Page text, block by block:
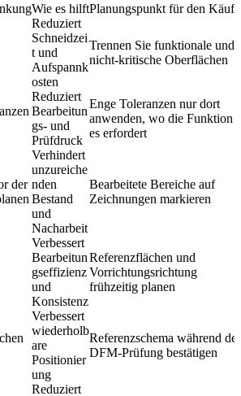
Wie es hilftPlanungspunkt für den
Reduziert
Schneidzei
t und
Aufspannk
osten
Trennen Sie funktionale und
nicht-kritische Oberflächen
Reduziert
Bearbeitun
gs- und
Prüfdruck
Enge Toleranzen nur dort
anwenden, wo die Funktion
es erfordert
der
Verhindert
unzureiche
nden
Bestand
und
Nacharbeit
Bearbeitete Bereiche auf
Zeichnungen markieren
Verbessert
Bearbeitun
gseffizienz
und
Konsistenz
Referenzflächen und
Vorrichtungsrichtung
frühzeitig planen
Verbessert
wiederholb
are
Positionier
ung
Referenzschema während der
DFM-Prüfung bestätigen
Reduziert